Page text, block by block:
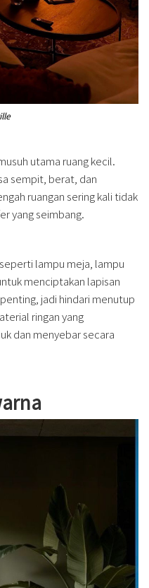
utama ruang kecil.
sempit, berat, dan
ruangan sering kali tidak
yang seimbang.
lampu meja, lampu
menciptakan lapisan
jadi hindari menutup
ringan yang
dan menyebar secara